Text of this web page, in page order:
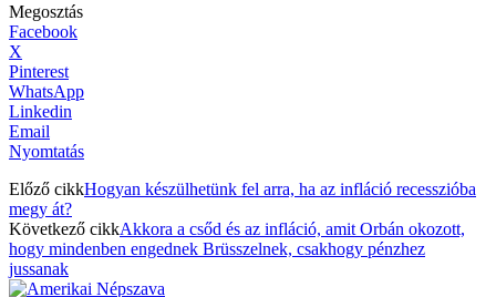
Megosztás
Facebook
X
Pinterest
WhatsApp
Linkedin
Email
Nyomtatás
Előző cikkHogyan készülhetünk fel arra, ha az infláció recesszióba
megy át?
Következő cikkAkkora a csőd és az infláció, amit Orbán okozott,
hogy mindenben engednek Brüsszelnek, csakhogy pénzhez
jussanak